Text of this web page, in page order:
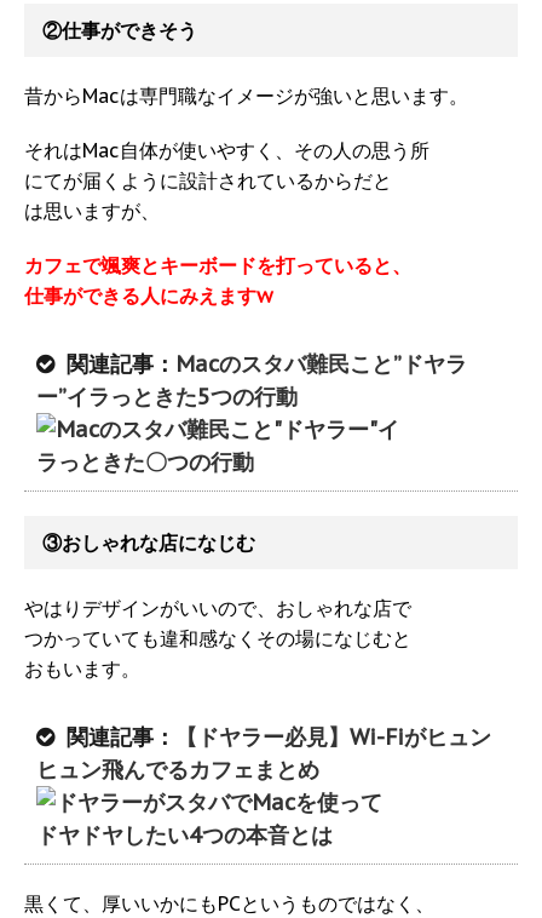
②仕事ができそう
昔からMacは専門職なイメージが強いと思います。
それはMac自体が使いやすく、その人の思う所
にてが届くように設計されているからだと
は思いますが、
カフェで颯爽とキーボードを打っていると、
仕事ができる人にみえますw
関連記事： Macのスタバ難民こと”ドヤラ
ー”イラっときた5つの行動
③おしゃれな店になじむ
やはりデザインがいいので、おしゃれな店で
つかっていても違和感なくその場になじむと
おもいます。
関連記事：
【ドヤラー必見】Wi-Fiがヒュン
ヒュン飛んでるカフェまとめ
黒くて、厚いいかにもPCというものではなく、